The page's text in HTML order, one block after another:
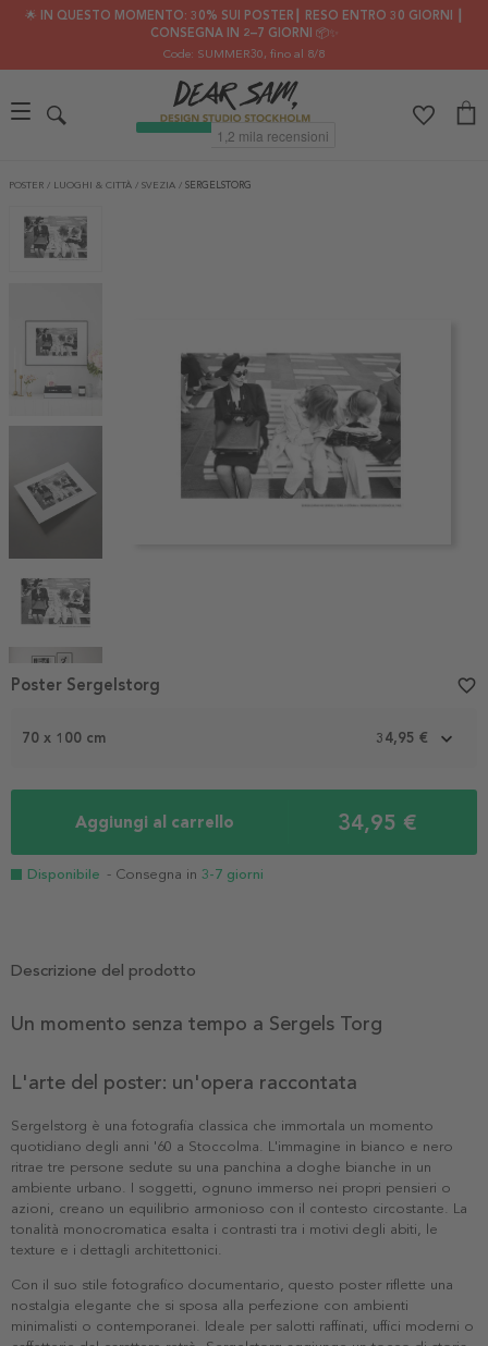
🌟 IN QUESTO MOMENTO: 30% SUI POSTER┃ RESO ENTRO 30 GIORNI ┃
CONSEGNA IN 2–7 GIORNI 📦✨
Code: SUMMER30, fino al 8/8
POSTER / LUOGHI & CITTÀ / SVEZIA / SERGELSTORG
Item
5
70 x 100 cm 34,95 €
Aggiungi al carrello 34,95 €
Disponibile - Consegna in 3-7 giorni
Poster Sergelstorg favorite_border
Descrizione del prodotto
Un momento senza tempo a Sergels Torg
L'arte del poster: un'opera raccontata
Sergelstorg è una fotografia classica che immortala un momento
quotidiano degli anni '60 a Stoccolma. L'immagine in bianco e nero
ritrae tre persone sedute su una panchina a doghe bianche in un
ambiente urbano. I soggetti, ognuno immerso nei propri pensieri o
azioni, creano un equilibrio armonioso con il contesto circostante. La
tonalità monocromatica esalta i contrasti tra i motivi degli abiti, le
texture e i dettagli architettonici.
Con il suo stile fotografico documentario, questo poster riflette una
nostalgia elegante che si sposa alla perfezione con ambienti
minimalisti o contemporanei. Ideale per salotti raffinati, uffici moderni o